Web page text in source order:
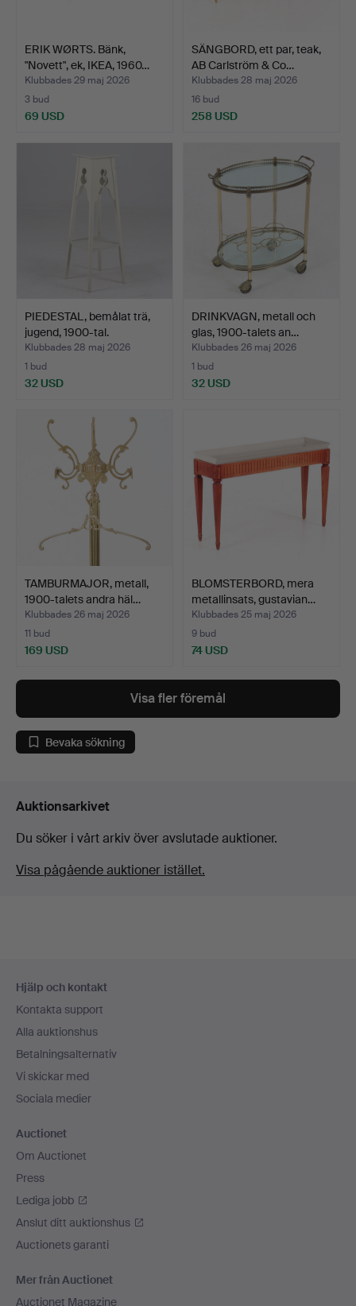
ERIK WØRTS. Bänk,
"Novett", ek, IKEA, 1960…
Klubbades 29 maj 2026
3 bud
69 USD
SÄNGBORD, ett par, teak,
AB Carlström & Co…
Klubbades 28 maj 2026
16 bud
258 USD
PIEDESTAL, bemålat trä,
jugend, 1900-tal.
Klubbades 28 maj 2026
1 bud
32 USD
DRINKVAGN, metall och
glas, 1900-talets an…
Klubbades 26 maj 2026
1 bud
32 USD
TAMBURMAJOR, metall,
1900-talets andra häl…
Klubbades 26 maj 2026
11 bud
169 USD
BLOMSTERBORD, mera
metallinsats, gustavian…
Klubbades 25 maj 2026
9 bud
74 USD
Visa fler föremål
Bevaka sökning
Auktionsarkivet
Du söker i vårt arkiv över avslutade auktioner.
Visa pågående auktioner istället.
Hjälp och kontakt
Kontakta support
Alla auktionshus
Betalningsalternativ
Vi skickar med
Sociala medier
Auctionet
Om Auctionet
Press
Lediga jobb
Anslut ditt auktionshus
Auctionets garanti
Mer från Auctionet
Auctionet Magazine